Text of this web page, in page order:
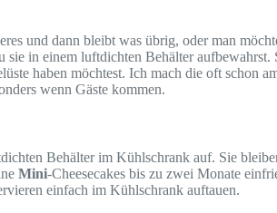
und dann bleibt was übrig, oder man
in einem luftdichten Behälter aufbewahrst.
haben möchtest. Ich mach die oft schon
wenn Gäste kommen.
Behälter im Kühlschrank auf. Sie
Mini-Cheesecakes bis zu zwei Monate
einfach im Kühlschrank auftauen.